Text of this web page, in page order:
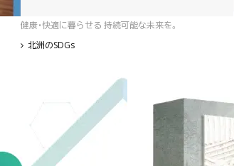
健康・快適に暮らせる 持続可能な未来を。
北洲のSDGs